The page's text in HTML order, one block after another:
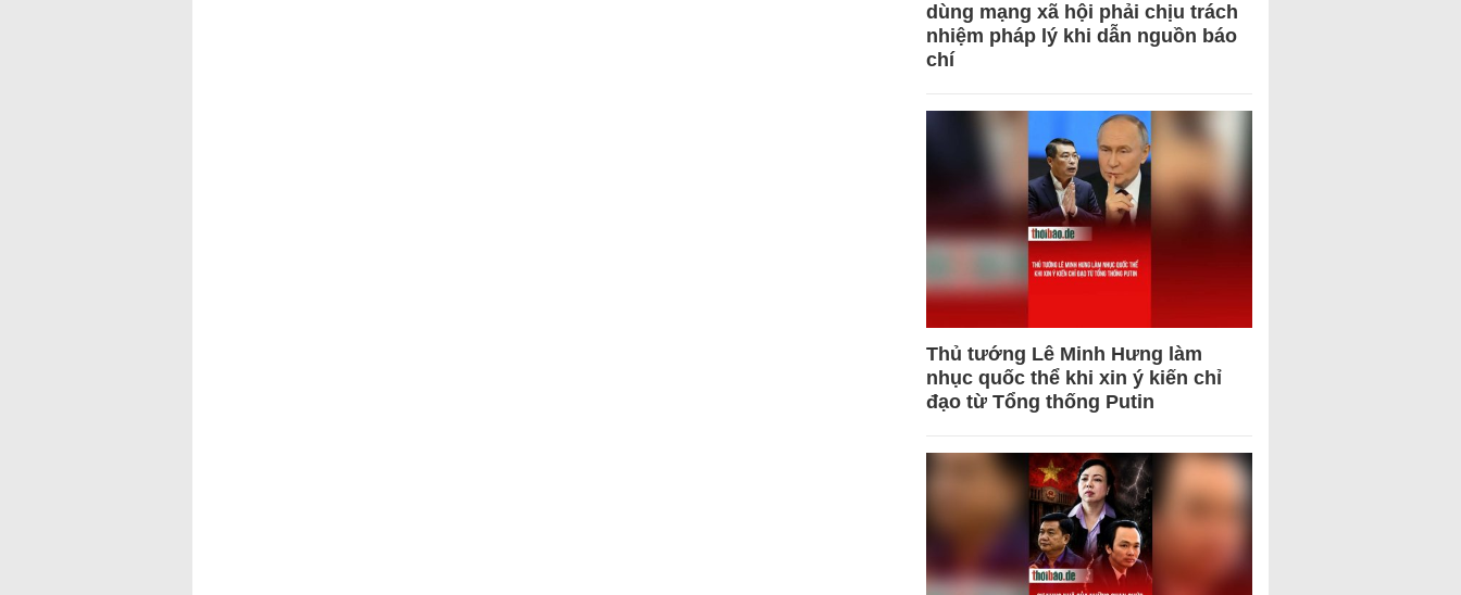
dùng mạng xã hội phải chịu trách
nhiệm pháp lý khi dẫn nguồn báo
chí
Thủ tướng Lê Minh Hưng làm
nhục quốc thể khi xin ý kiến chỉ
đạo từ Tổng thống Putin